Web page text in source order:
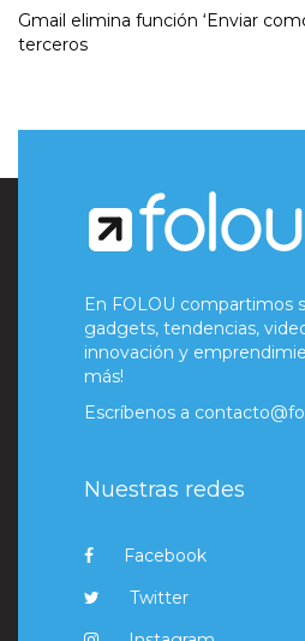
Gmail elimina función ‘Enviar
terceros
En FOLOU compartimos
gadgets, tendencias,
innovación y
más!
Escríbenos a
Nuestras redes
Facebook
Twitter